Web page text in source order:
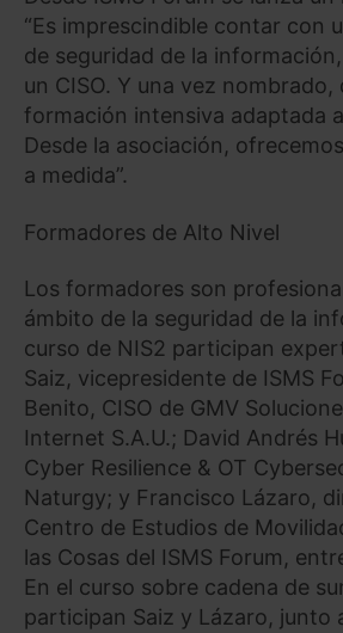
Saber más acerca de las cookies
“Es imprescindible contar con
de seguridad de la
un CISO. Y una vez nombrado,
formación intensiva adaptada
Desde la asociación,
a medida”.
Formadores de Alto Nivel
Los formadores son
ámbito de la seguridad de la
curso de NIS2 participan
Saiz, vicepresidente de ISMS
Benito, CISO de GMV
Internet S.A.U.; David Andrés
Cyber Resilience & OT
Naturgy; y Francisco Lázaro,
Centro de Estudios de
las Cosas del ISMS Forum,
En el curso sobre cadena de
participan Saiz y Lázaro, junto